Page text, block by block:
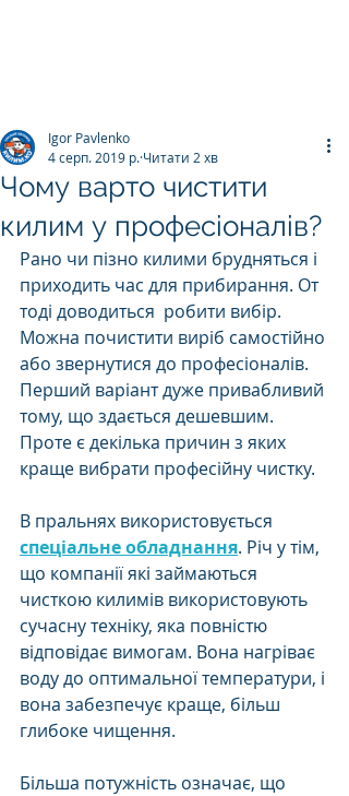
Чому варто чистити
килим у професіоналів?
Igor Pavlenko
4 серп. 2019 р. Читати 2 хв
Рано чи пізно килими брудняться і
приходить час для прибирання. От
тоді доводиться  робити вибір.
Можна почистити виріб самостійно
або звернутися до професіоналів.
Перший варіант дуже привабливий
тому, що здається дешевшим.
Проте є декілька причин з яких
краще вибрати професійну чистку.
В пральнях використовується
спеціальне обладнання. Річ у тім,
що компанії які займаються
чисткою килимів використовують
сучасну техніку, яка повністю
відповідає вимогам. Вона нагріває
воду до оптимальної температури, і
вона забезпечує краще, більш
глибоке чищення.
Більша потужність означає, що